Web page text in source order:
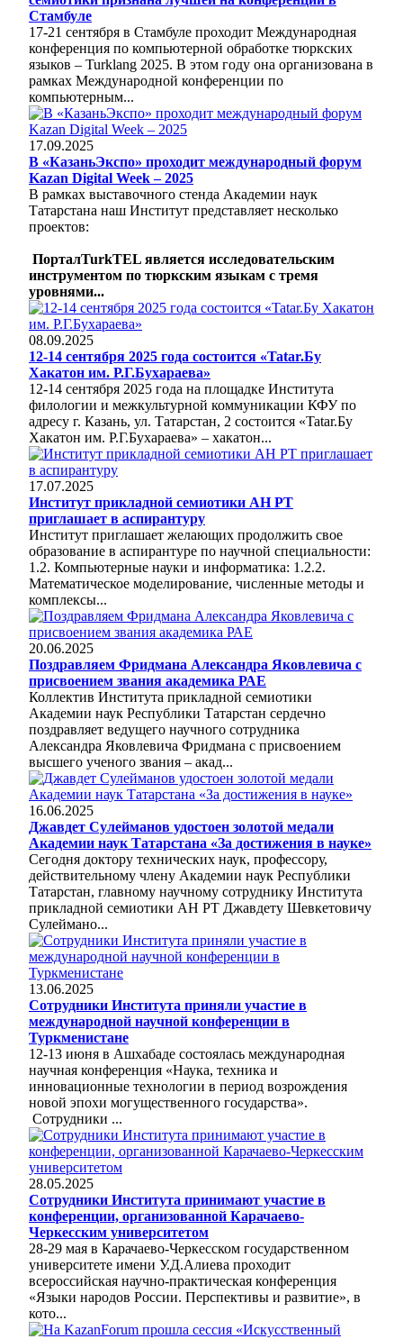
Стамбуле
17-21 сентября в Стамбуле проходит Международная
конференция по компьютерной обработке тюркских
языков – Turklang 2025. В этом году она организована в
рамках Международной конференции по
компьютерным...
17.09.2025
В «КазаньЭкспо» проходит международный форум
Kazan Digital Week – 2025
В рамках выставочного стенда Академии наук
Татарстана наш Институт представляет несколько
проектов:
ПорталTurkTEL является исследовательским
инструментом по тюркским языкам с тремя
уровнями...
08.09.2025
12-14 сентября 2025 года состоится «Tatar.Бу
Хакатон им. Р.Г.Бухараева»
12-14 сентября 2025 года на площадке Института
филологии и межкультурной коммуникации КФУ по
адресу г. Казань, ул. Татарстан, 2 состоится «Tatar.Бу
Хакатон им. Р.Г.Бухараева» – хакатон...
17.07.2025
Институт прикладной семиотики АН РТ
приглашает в аспирантуру
Институт приглашает желающих продолжить свое
образование в аспирантуре по научной специальности:
1.2. Компьютерные науки и информатика: 1.2.2.
Математическое моделирование, численные методы и
комплексы...
20.06.2025
Поздравляем Фридмана Александра Яковлевича с
присвоением звания академика РАЕ
Коллектив Института прикладной семиотики
Академии наук Республики Татарстан сердечно
поздравляет ведущего научного сотрудника
Александра Яковлевича Фридмана с присвоением
высшего ученого звания – акад...
16.06.2025
Джавдет Сулейманов удостоен золотой медали
Академии наук Татарстана «За достижения в науке»
Сегодня доктору технических наук, профессору,
действительному члену Академии наук Республики
Татарстан, главному научному сотруднику Института
прикладной семиотики АН РТ Джавдету Шевкетовичу
Сулеймано...
13.06.2025
Сотрудники Института приняли участие в
международной научной конференции в
Туркменистане
12-13 июня в Ашхабаде состоялась международная
научная конференция «Наука, техника и
инновационные технологии в период возрождения
новой эпохи могущественного государства».
Сотрудники ...
28.05.2025
Сотрудники Института принимают участие в
конференции, организованной Карачаево-
Черкесским университетом
28-29 мая в Карачаево-Черкесском государственном
университете имени У.Д.Алиева проходит
всероссийская научно-практическая конференция
«Языки народов России. Перспективы и развитие», в
кото...